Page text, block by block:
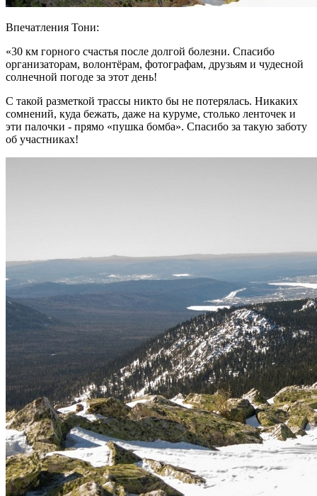
Впечатления Тони:
«30 км горного счастья после долгой болезни. Спасибо
организаторам, волонтёрам, фотографам, друзьям и чудесной
солнечной погоде за этот день!
С такой разметкой трассы никто бы не потерялась. Никаких
сомнений, куда бежать, даже на куруме, столько ленточек и
эти палочки - прямо «пушка бомба». Спасибо за такую заботу
об участниках!